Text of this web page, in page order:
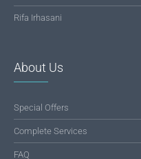
Rifa Irhasani
About Us
Special Offers
Complete Services
FAQ